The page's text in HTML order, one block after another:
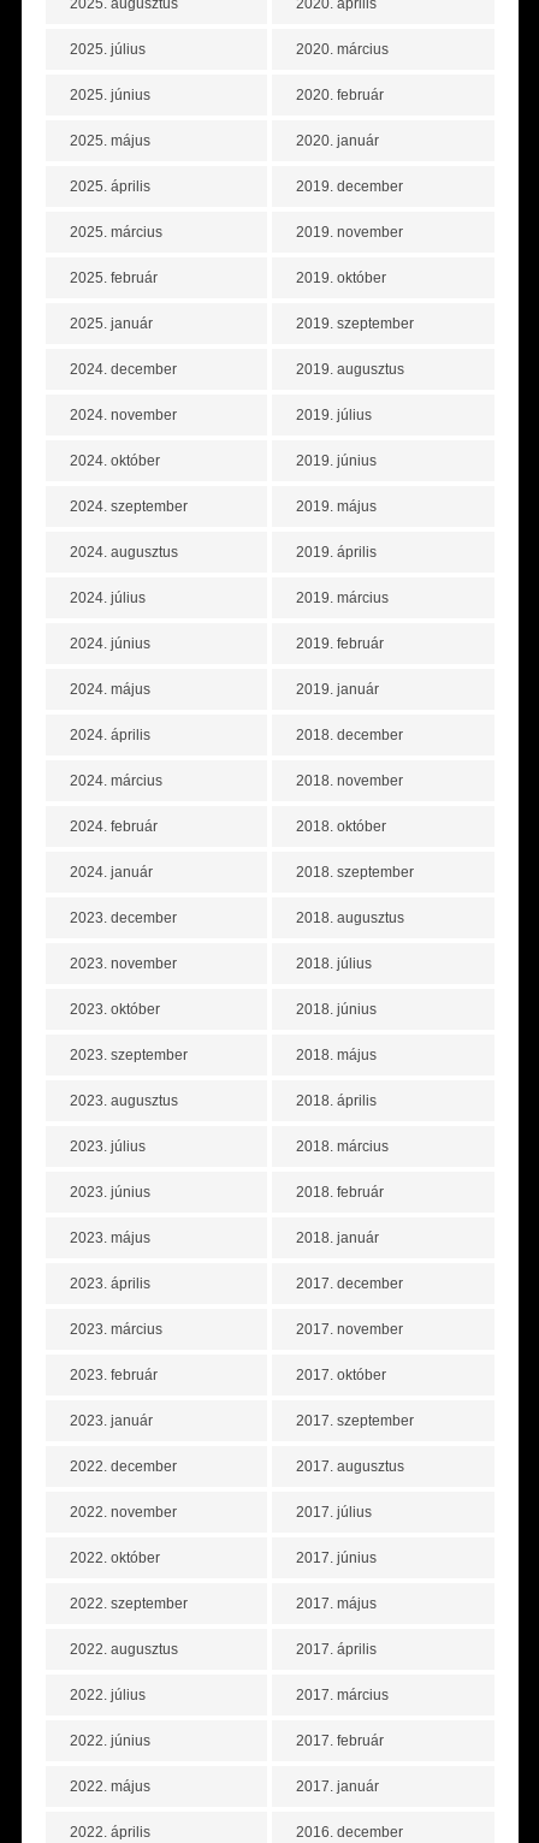
2025. augusztus
2025. július
2025. június
2025. május
2025. április
2025. március
2025. február
2025. január
2024. december
2024. november
2024. október
2024. szeptember
2024. augusztus
2024. július
2024. június
2024. május
2024. április
2024. március
2024. február
2024. január
2023. december
2023. november
2023. október
2023. szeptember
2023. augusztus
2023. július
2023. június
2023. május
2023. április
2023. március
2023. február
2023. január
2022. december
2022. november
2022. október
2022. szeptember
2022. augusztus
2022. július
2022. június
2022. május
2022. április
2020. április
2020. március
2020. február
2020. január
2019. december
2019. november
2019. október
2019. szeptember
2019. augusztus
2019. július
2019. június
2019. május
2019. április
2019. március
2019. február
2019. január
2018. december
2018. november
2018. október
2018. szeptember
2018. augusztus
2018. július
2018. június
2018. május
2018. április
2018. március
2018. február
2018. január
2017. december
2017. november
2017. október
2017. szeptember
2017. augusztus
2017. július
2017. június
2017. május
2017. április
2017. március
2017. február
2017. január
2016. december